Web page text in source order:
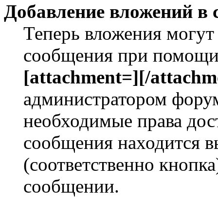
Добавление вложений в
Теперь вложения
сообщения при помощи
[attachment=][/
администратором
необходимые права
сообщения находится
(соответственно
сообщении.